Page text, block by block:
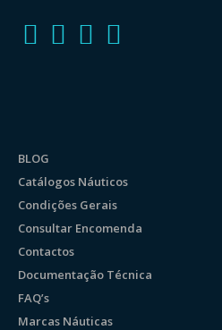
BLOG
Catálogos Náuticos
Condições Gerais
Consultar Encomenda
Contactos
Documentação Técnica
FAQ’s
Marcas Náuticas